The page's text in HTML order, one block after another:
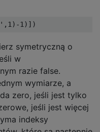
symetryczną o
w
razie false.
wymiarze, a
zero, jeśli jest tylko
jeśli jest więcej
indeksy